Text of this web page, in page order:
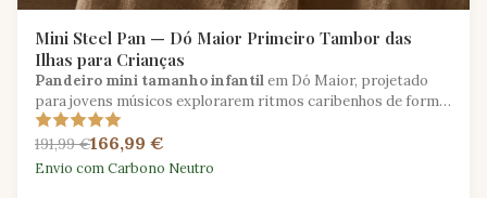
Mini Steel Pan — Dó Maior Primeiro Tambor das
Ilhas para Crianças
Pandeiro mini tamanho infantilem Dó Maior, projetado
para jovens músicos explorarem ritmos caribenhos de forma
segura e alegre.
191,99 €166,99 €
Envio com Carbono Neutro